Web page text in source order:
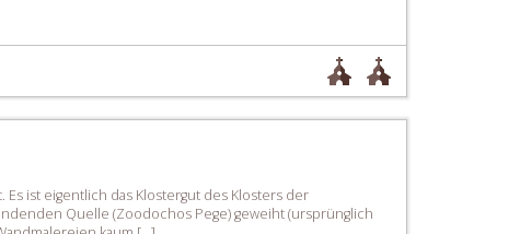
ist eigentlich das Klostergut des Klosters der
Quelle (Zoodochos Pege) geweiht (ursprünglich